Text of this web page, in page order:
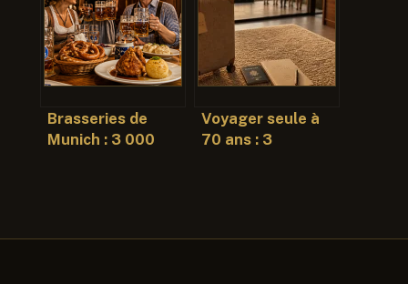
marquer les
esprits sans se
ruiner
Brasseries de
Munich : 3 000
Voyager seule à
70 ans : 3